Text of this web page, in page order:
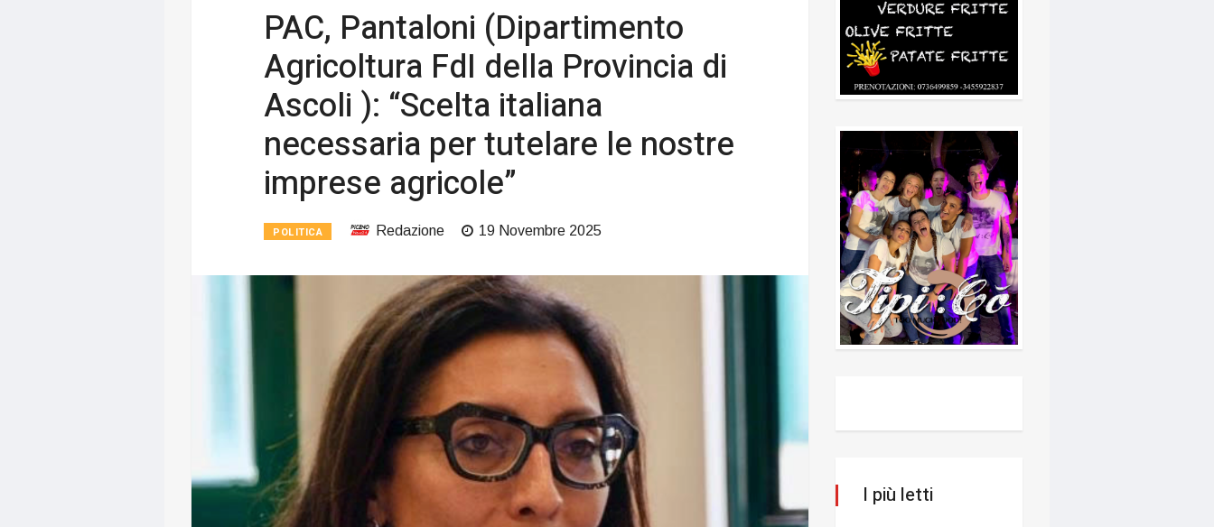
PAC, Pantaloni (Dipartimento
Agricoltura FdI della Provincia di
Ascoli ): “Scelta italiana
necessaria per tutelare le nostre
imprese agricole”
POLITICA Redazione 19 Novembre 2025
I più letti